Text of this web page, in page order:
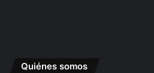
Quiénes somos